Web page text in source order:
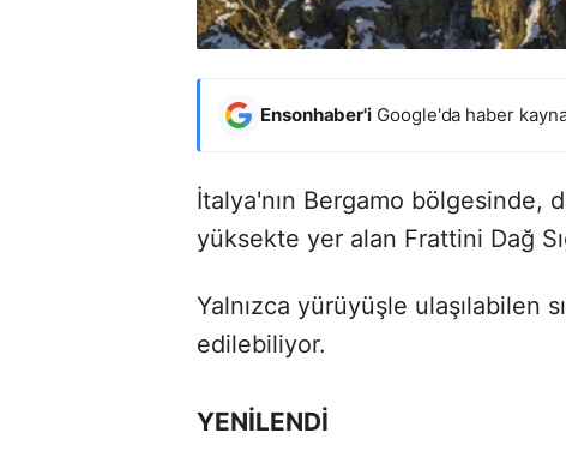
Ensonhaber'i Google'da haber
İtalya'nın Bergamo
yüksekte yer alan Frattini Dağ
Yalnızca yürüyüşle ulaşılabilen
edilebiliyor.
YENİLENDİ